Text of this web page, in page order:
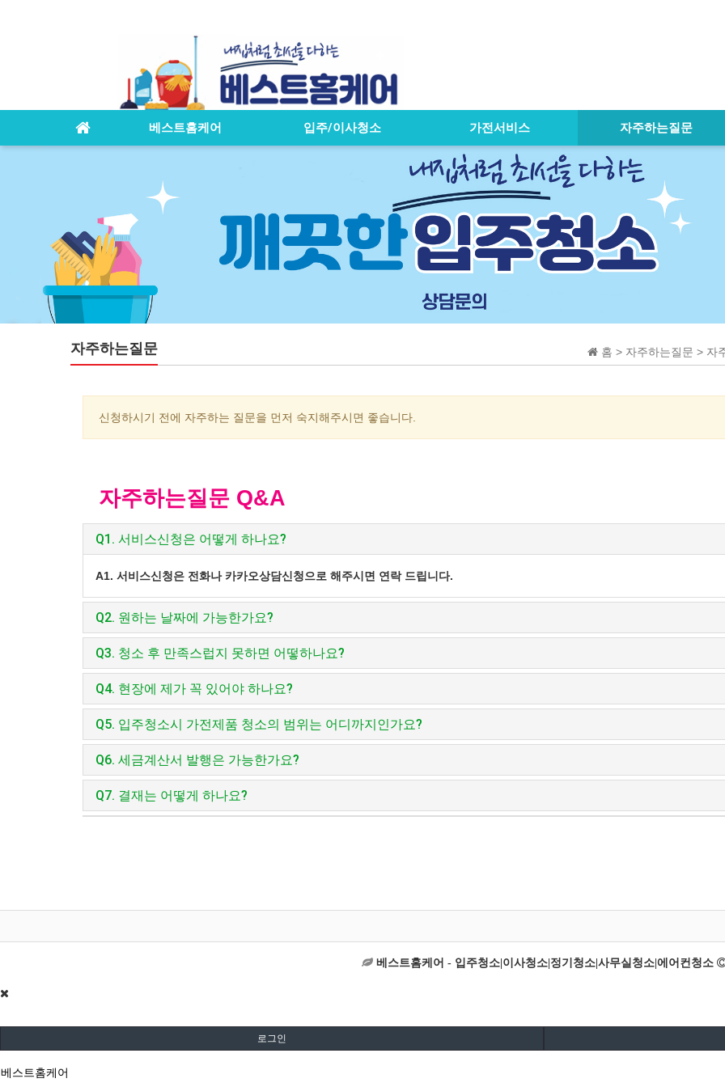
베스트홈케어 입주/이사청소 가전서비스 자주하는질문
홈 > 자주하는질문 > 자
자주하는질문
신청하시기 전에 자주하는 질문을 먼저 숙지해주시면 좋습니다.
자주하는질문 Q&A
Q1. 서비스신청은 어떻게 하나요?
A1. 서비스신청은 전화나 카카오상담신청으로 해주시면 연락 드립니다.
Q2. 원하는 날짜에 가능한가요?
Q3. 청소 후 만족스럽지 못하면 어떻하나요?
Q4. 현장에 제가 꼭 있어야 하나요?
Q5. 입주청소시 가전제품 청소의 범위는 어디까지인가요?
Q6. 세금계산서 발행은 가능한가요?
Q7. 결재는 어떻게 하나요?
베스트홈케어 - 입주청소|이사청소|정기청소|사무실청소|에어컨청소
로그인
베스트홈케어